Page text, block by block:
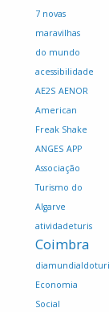
7 novas
maravilhas
do mundo
acessibilidade
AE2S AENOR
American
Freak Shake
ANGES APP
Associação
Turismo do
Algarve
atividadeturis
Coimbra
Economia
Social